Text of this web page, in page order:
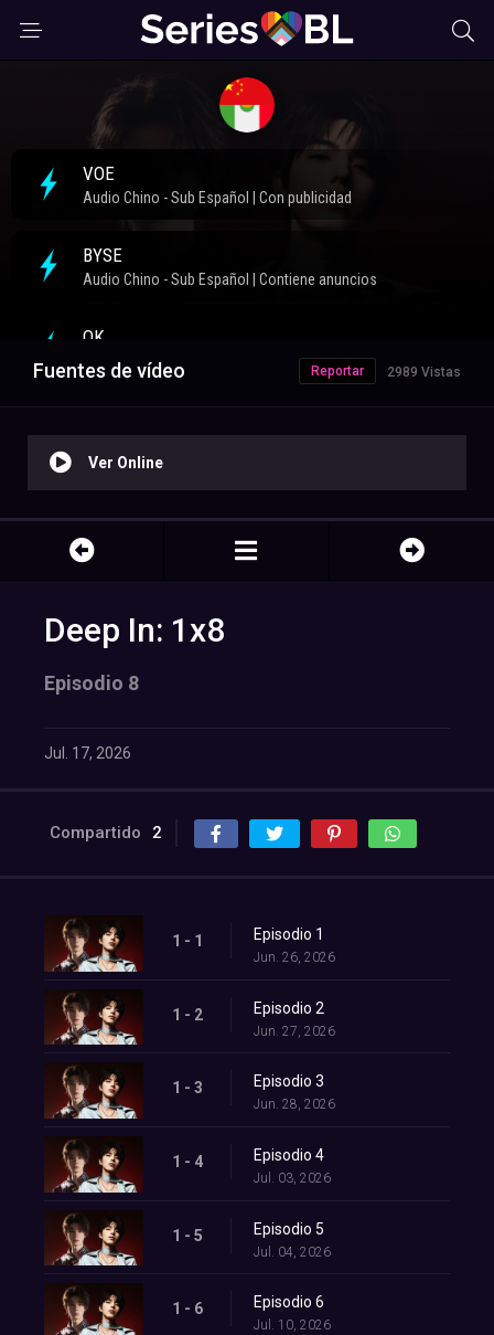
Fuentes de vídeo 2989 Vistas
Reportar
Ver Online
Deep In: 1x8
Episodio 8
Jul. 17, 2026
Compartido 2
1 - 1 Episodio 1
Jun. 26, 2026
1 - 2 Episodio 2
Jun. 27, 2026
1 - 3 Episodio 3
Jun. 28, 2026
1 - 4 Episodio 4
Jul. 03, 2026
1 - 5 Episodio 5
Jul. 04, 2026
1 - 6 Episodio 6
Jul. 10, 2026